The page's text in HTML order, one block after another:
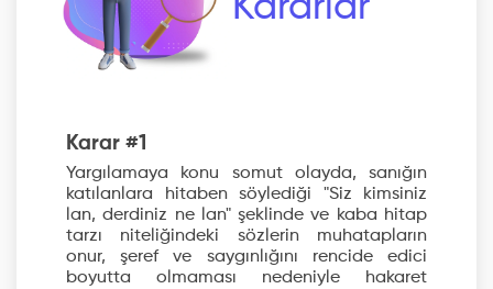
Kararlar
Karar #1
Yargılamaya konu somut olayda, sanığın
katılanlara hitaben söylediği "Siz kimsiniz
lan, derdiniz ne lan" şeklinde ve kaba hitap
tarzı niteliğindeki sözlerin muhatapların
onur, şeref ve saygınlığını rencide edici
boyutta olmaması nedeniyle hakaret